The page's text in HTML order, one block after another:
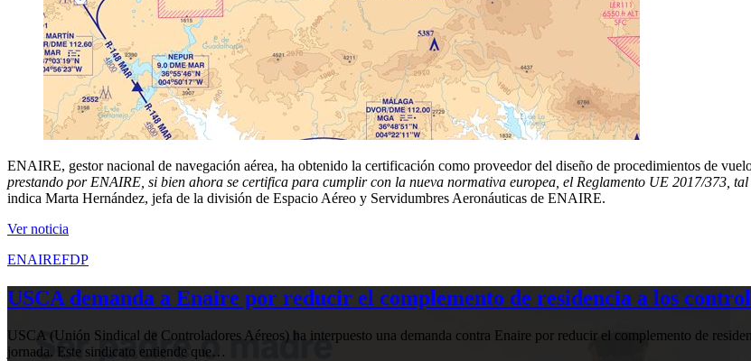
ENAIRE, gestor nacional de navegación aérea, ha obtenido la certificación como proveedor del diseño de procedimientos de
prestando por ENAIRE, si bien ahora se certifica para cumplir con la nueva normativa europea, el Reglamento UE 2017/373,
indica Marta Hernández, jefa de la división de Espacio Aéreo y Servidumbres Aeronáuticas de ENAIRE.
Ver noticia
ENAIREFDP
USCA demanda a Enaire por reducir el complemento de residencia a los
USCA (Unión Sindical de Controladores Aéreos) ha interpuesto una demanda contra Enaire por reducir el complemento de
jornada. Este sindicato entiende que…